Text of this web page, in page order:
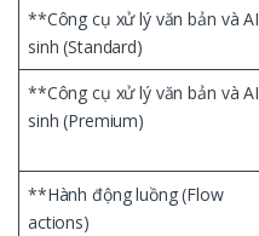
**Công cụ xử lý văn bản và AI
sinh (Standard)
**Công cụ xử lý văn bản và AI
sinh (Premium)
**Hành động luồng (Flow
actions)